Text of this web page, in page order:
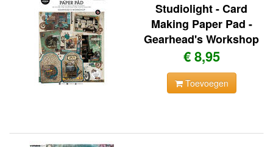
Studiolight - Card
Making Paper Pad -
Gearhead's Workshop
€ 8,95
Toevoegen